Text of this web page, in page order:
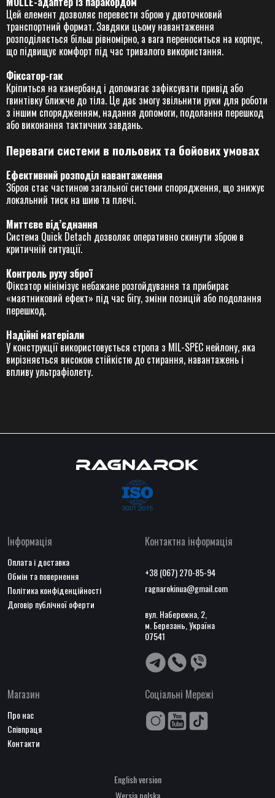
Цей елемент дозволяє перевести зброю у двоточковий
транспортний формат. Завдяки цьому навантаження
розподіляється більш рівномірно, а вага переноситься на корпус,
що підвищує комфорт під час тривалого використання.
Фіксатор-гак
Кріпиться на камербанд і допомагає зафіксувати привід або
гвинтівку ближче до тіла. Це дає змогу звільнити руки для роботи
з іншим спорядженням, надання допомоги, подолання перешкод
або виконання тактичних завдань.
Переваги системи в польових та бойових умовах
Ефективний розподіл навантаження
Зброя стає частиною загальної системи спорядження, що знижує
локальний тиск на шию та плечі.
Миттєве від’єднання
Система Quick Detach дозволяє оперативно скинути зброю в
критичній ситуації.
Контроль руху зброї
Фіксатор мінімізує небажане розгойдування та прибирає
«маятниковий ефект» під час бігу, зміни позицій або подолання
перешкод.
Надійні матеріали
У конструкції використовується стропа з MIL-SPEC нейлону, яка
вирізняється високою стійкістю до стирання, навантажень і
впливу ультрафіолету.
Інформація
Оплата і доставка
Обмін та повернення
Політика конфіденційності
Договір публічної оферти
Магазин
Про нас
Співпраця
Контакти
Соціальні Мережі
Контактна інформація
+38 (067) 270-85-94
ragnarokinua@gmail.com
вул. Набережна, 2,
м. Березань, Україна
07541
English version
Wersja polska